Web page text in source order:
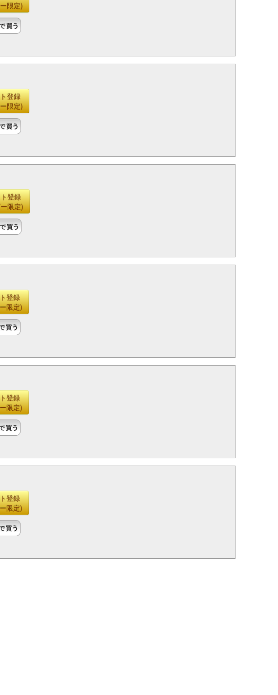
限定)
登録
限定)
登録
限定)
登録
限定)
登録
限定)
登録
限定)